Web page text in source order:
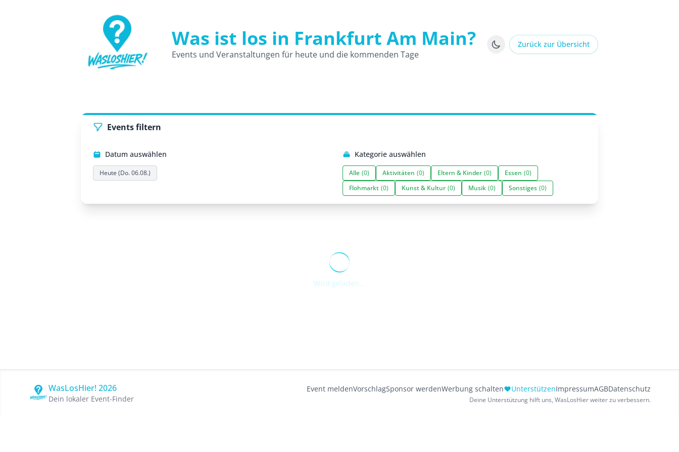
WasLosHier - Dein Portal für Events und Veranstaltungen
Was ist los in Frankfurt Am Main?
Events und Veranstaltungen für heute und die kommenden Tage
Zurück zur Übersicht
Events filtern
Datum auswählen
Heute (Do. 06.08.)
Kategorie auswählen
Alle (0) Aktivitäten (0) Eltern & Kinder (0) Essen (0)
Flohmarkt (0) Kunst & Kultur (0) Musik (0) Sonstiges (0)
Wird geladen...
WasLosHier! 2026
Dein lokaler Event-Finder
Event meldenVorschlagSponsor werdenWerbung schalten UnterstützenImpressumAGBDatenschutz
Deine Unterstützung hilft uns, WasLosHier weiter zu verbessern.